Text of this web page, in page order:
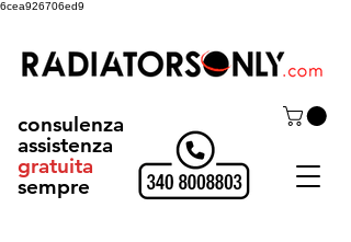
6cea926706ed9
consulenza
assistenza
gratuita
sempre